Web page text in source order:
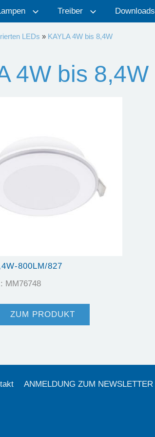
Treiber Downloads
LEDs » KAYLA 4W bis 8,4W
4W bis 8,4W
800LM/827
MM76748
ZUM PRODUKT
ANMELDUNG ZUM NEWSLETTER